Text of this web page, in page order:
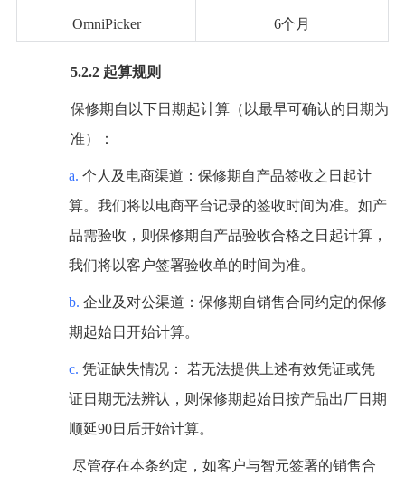
OmniPicker 6个月
5.2.2 起算规则
保修期自以下日期起计算（以最早可确认的日期为
准）：
a. 个人及电商渠道：保修期自产品签收之日起计
算。我们将以电商平台记录的签收时间为准。如产
品需验收，则保修期自产品验收合格之日起计算，
我们将以客户签署验收单的时间为准。
b. 企业及对公渠道：保修期自销售合同约定的保修
期起始日开始计算。
c. 凭证缺失情况：
若无法提供上述有效凭证或凭
证日期无法辨认，则保修期起始日按产品出厂日期
顺延90日后开始计算。
尽管存在本条约定，如客户与智元签署的销售合